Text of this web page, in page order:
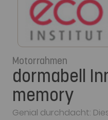
Motorrahmen
dormabell
memory
Genial durchdacht: